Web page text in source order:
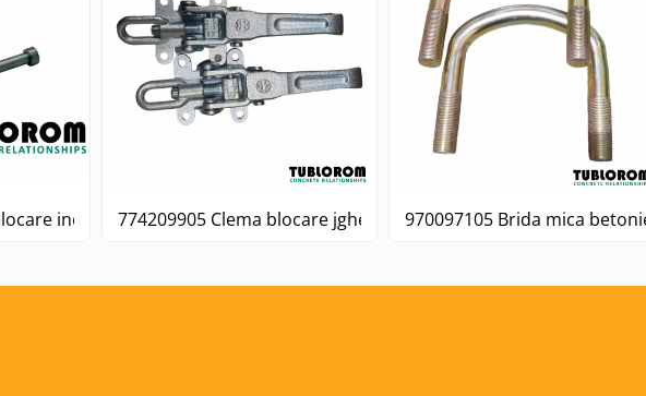
inel jgheab Liebherr
774209905 Clema blocare jgheab betoniera.970097105 Brida mica